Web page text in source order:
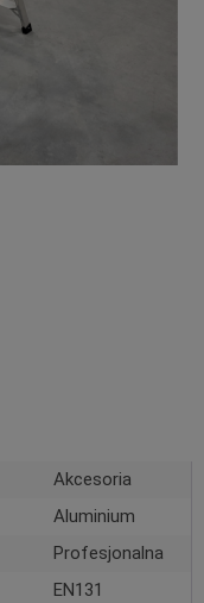
Akcesoria
Aluminium
Profesjonalna
EN131